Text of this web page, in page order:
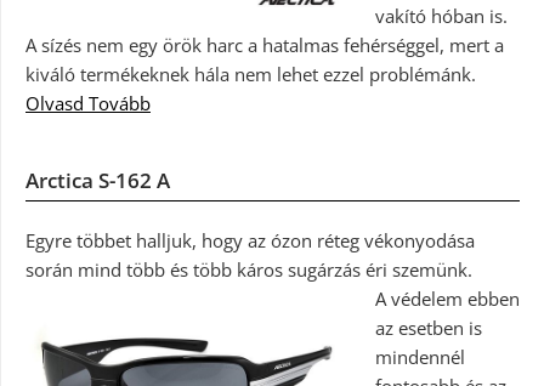
vakító hóban is.
A sízés nem egy örök harc a hatalmas fehérséggel, mert a
kiváló termékeknek hála nem lehet ezzel problémánk.
Olvasd Tovább
Arctica S-162 A
Egyre többet halljuk, hogy az ózon réteg vékonyodása
során mind több és több káros sugárzás éri szemünk.
A védelem ebben
az esetben is
mindennél